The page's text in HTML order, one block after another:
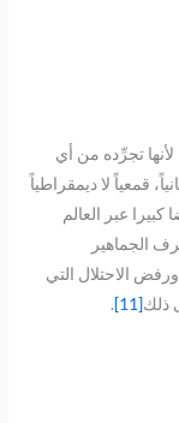
تجرِّده من أي
قمعياً لا ديمقراطياً
كبيرا عبر العالم
الجماهير
ورفض الاحتلال التي
ذلك[11]
.